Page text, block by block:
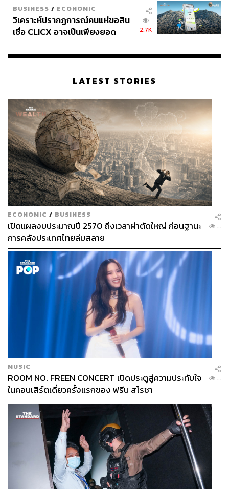
BUSINESS / ECONOMIC
วิเคราะห์ปรากฏการณ์คนแห่ขอสิน
เชื่อ CLICX อาจเป็นเพียงยอด
เรือนไทยที่ถูกซุกไว้
2.7K
LATEST STORIES
ECONOMIC / BUSINESS
เปิดแผลงบประมาณปี 2570 ถึงเวลาผ่าตัดใหญ่ ก่อนฐานะ
การคลังประเทศไทยล่มสลาย
...
MUSIC
ROOM NO. FREEN CONCERT เปิดประตูสู่ความประทับใจ
ในคอนเสิร์ตเดี่ยวครั้งแรกของ ฟรีน สโรชา
...